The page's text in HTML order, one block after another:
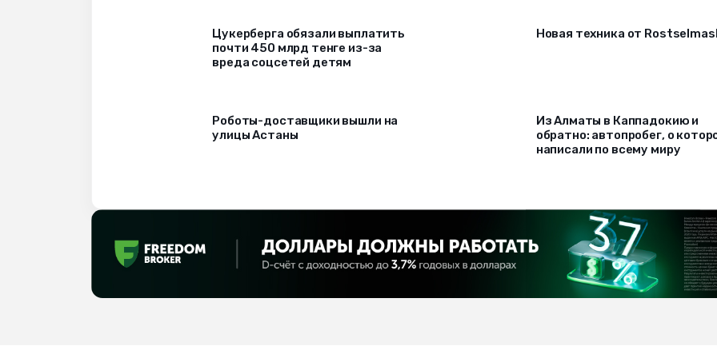
Цукерберга обязали выплатить
почти 450 млрд тенге из-за
вреда соцсетей детям
Новая техника от
Роботы-доставщики вышли на
улицы Астаны
Из Алматы в Каппадокию и
обратно: автопробег, о
написали по всему миру